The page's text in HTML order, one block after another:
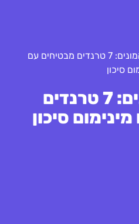
מימון המונים: 7 טרנדים מבטיחים עם
סיכון
מימון המונים: 7 טרנדים
סיכון